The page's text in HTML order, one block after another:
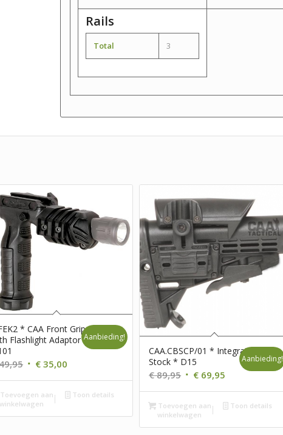
Rails
Total 3
* CAA Front Grip
Flashlight Adaptor *
Oorspronkelijke
prijs
was:
€ 49,95.
€ 35,00
prijs
is:
Aanbieding!
aan
winkelwagen
Toon details
CAA.CBSCP/01 * Integrated
Stock * D15
€89,95 Oorspronkelijke
prijs
was:
€ 89,95.
€ 69,95 Huidige
prijs
is:
Aanbieding!
Toevoegen aan
winkelwagen
Toon details